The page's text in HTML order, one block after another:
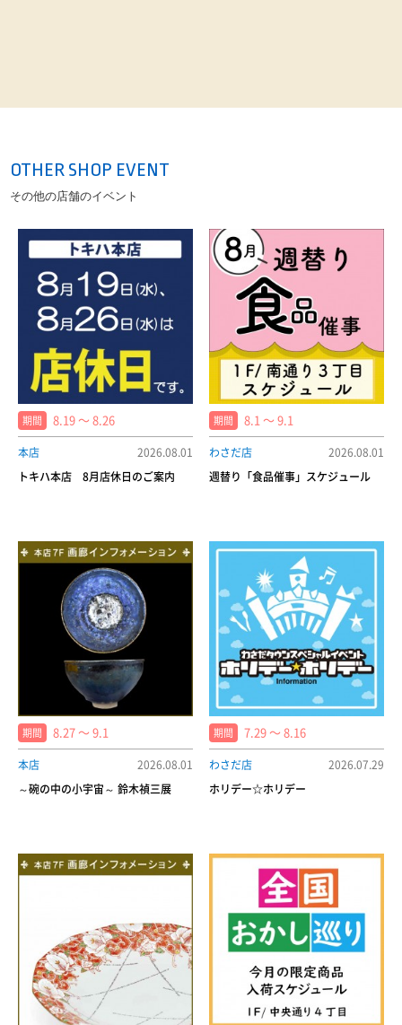
OTHER SHOP EVENT
その他の店舗のイベント
期間 8.19 〜 8.26
本店
2026.08.01
トキハ本店 8月店休日のご案内
期間 8.1 〜 9.1
わさだ店
2026.08.01
週替り「食品催事」スケジュール
期間 8.27 〜 9.1
本店
2026.08.01
～碗の中の小宇宙～ 鈴木禎三展
期間 7.29 〜 8.16
わさだ店
2026.07.29
ホリデー☆ホリデー